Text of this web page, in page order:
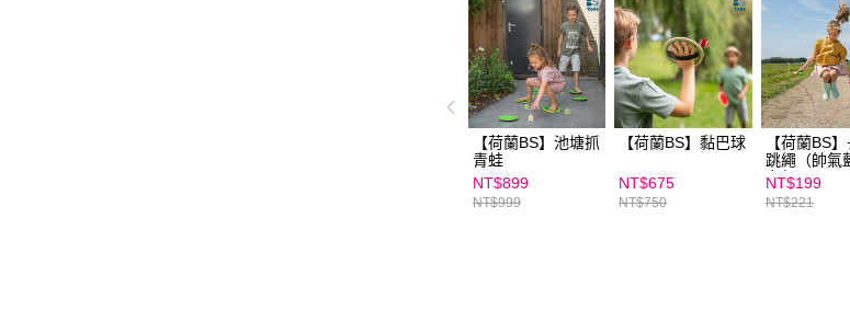
【荷蘭BS】池塘抓
青蛙
NT$899
NT$999
【荷蘭BS】黏巴球
NT$675
NT$750
【荷蘭BS
跳繩（帥氣
力紅）
NT$199
NT$221